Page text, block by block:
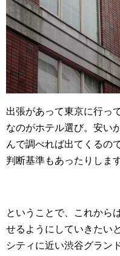
出張があって東京に行っ
なのがホテル選び。安い
んで調べれば出てくるの
判断基準もあったりします
ということで、これから
せるようにしていきたい
シティに近い渋谷グラン